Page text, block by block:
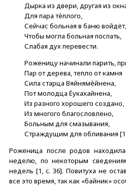
Дырка из двери, другая из
Для пара тѐплого,
Сейчас больная в баню войдёт,
Чтобы могла больная поспать,
Слабая дух перевести.
Роженицу начинали парить,
Пар от дерева, тепло от камня
Сила старца Вяйнямѐйнена,
Пот молодца Ёукахайнена,
Из разного хорошего создано,
Из многого благословлено,
Больным для смазывания,
Страждущим для обливания
Роженица после родов
неделю, по некоторым
недель [1, c. 36]. Повитуха не
все это время, так как «байник»